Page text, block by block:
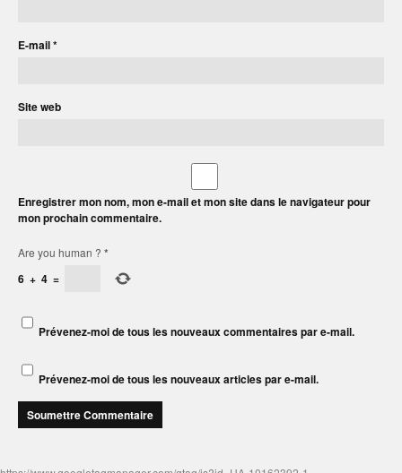
E-mail*
Site web
Enregistrer mon nom, mon e-mail et mon site dans le navigateur pour
mon prochain commentaire.
Are you human ? *
6 + 4 =
Prévenez-moi de tous les nouveaux commentaires par e-mail.
Prévenez-moi de tous les nouveaux articles par e-mail.